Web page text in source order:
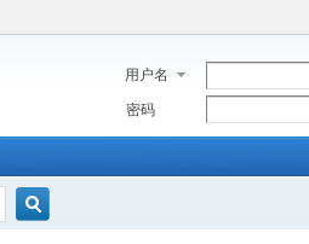
用户名
密码